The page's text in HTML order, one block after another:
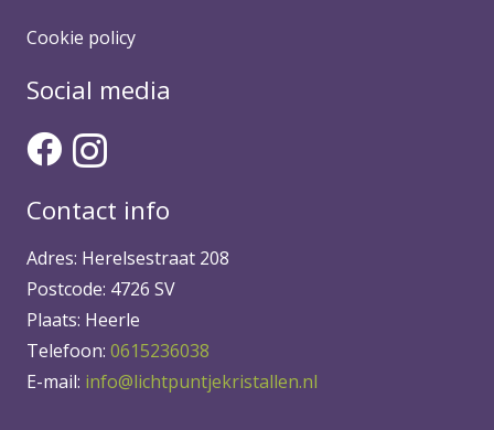
Cookie policy
Social media
Contact info
Adres: Herelsestraat 208
Postcode: 4726 SV
Plaats: Heerle
Telefoon: 0615236038
E-mail: info@lichtpuntjekristallen.nl